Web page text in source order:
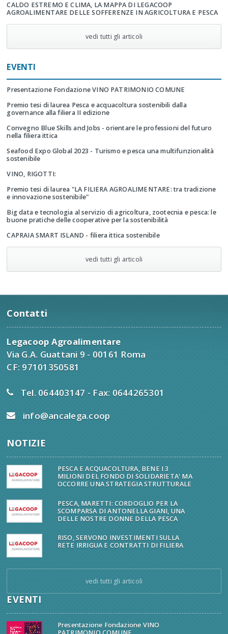
CALDO ESTREMO E CLIMA, LA MAPPA DI LEGACOOP
AGROALIMENTARE DELLE SOFFERENZE IN AGRICOLTURA E PESCA
vedi tutti gli articoli
EVENTI
Presentazione Fondazione VINO PATRIMONIO COMUNE
Premio tesi di laurea Pesca e acquacoltura sostenibili dalla
governance alla filiera II edizione
Convegno Blue Skills and Jobs - orientare le professioni del futuro
nella filiera ittica
Seafood Expo Global 2023 - Turismo e pesca una multifunzionalità
sostenibile
VINO, RIGOTTI:
Premio tesi di laurea "LA FILIERA AGROALIMENTARE: tra tradizione
e innovazione sostenibile"
Big data e tecnologia al servizio di agricoltura, zootecnia e pesca: le
buone pratiche delle cooperative per la sostenibilità
CAPRAIA SMART ISLAND - filiera ittica sostenibile
vedi tutti gli articoli
Contatti
Legacoop Agroalimentare
Via G.A. Guattani 9 - 00161 Roma
CF: 97101350581
Tel. 064403147 - Fax: 0644265301
info@ancalega.coop
NOTIZIE
PESCA E ACQUACOLTURA, BENE I 3
MILIONI DEL FONDO DI SOLIDARIETA' MA
OCCORRE UNA STRATEGIA STRUTTURALE
PESCA, MARETTI: CORDOGLIO PER LA
SCOMPARSA DI ANTONELLA GIANI, UNA
DELLE NOSTRE DONNE DELLA PESCA
RISO, SERVONO INVESTIMENTI SULLA
RETE IRRIGUA E CONTRATTI DI FILIERA
vedi tutti gli articoli
EVENTI
Presentazione Fondazione VINO